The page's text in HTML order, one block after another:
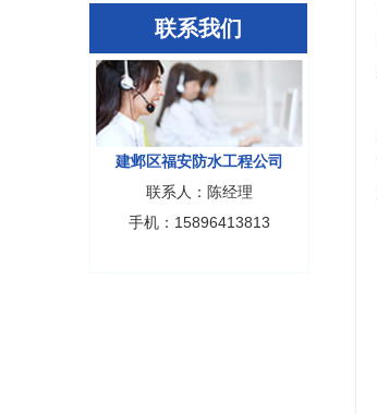
联系我们
建邺区福安防水工程公司
联系人：陈经理
手机：15896413813